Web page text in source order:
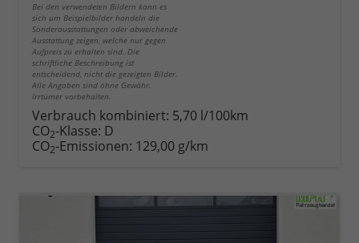
Bei den verwendeten Bildern kann es
sich um Beispielbilder handeln die
Sonderausstattungen oder abweichende
Ausstattung zeigen, welche nur gegen
Aufpreis zu erhalten sind. Die
schriftliche Beschreibung ist
entscheidend, nicht die gezeigten Bilder.
Alle Angaben sind ohne Gewähr.
Irrtümer vorbehalten.
Verbrauch kombiniert: 5,70 l/100km
CO2-Klasse: D
CO2-Emissionen: 129,00 g/km